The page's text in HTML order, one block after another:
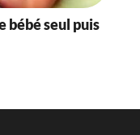
bébé seul puis